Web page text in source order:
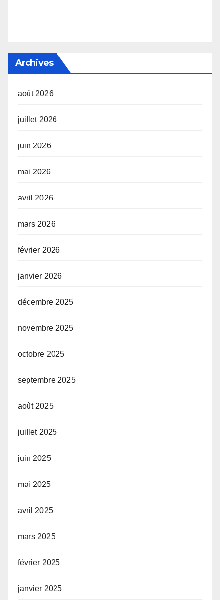
Archives
août 2026
juillet 2026
juin 2026
mai 2026
avril 2026
mars 2026
février 2026
janvier 2026
décembre 2025
novembre 2025
octobre 2025
septembre 2025
août 2025
juillet 2025
juin 2025
mai 2025
avril 2025
mars 2025
février 2025
janvier 2025